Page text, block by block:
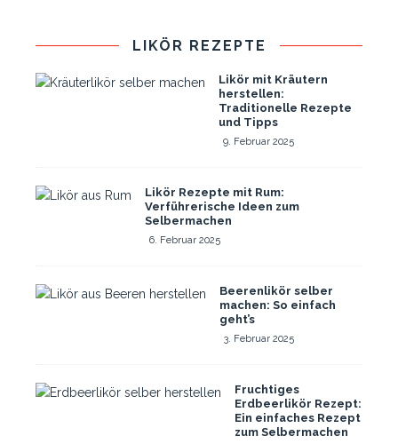
LIKÖR REZEPTE
Likör mit Kräutern
herstellen:
Traditionelle Rezepte
und Tipps
9. Februar 2025
Likör Rezepte mit Rum:
Verführerische Ideen zum
Selbermachen
6. Februar 2025
Beerenlikör selber
machen: So einfach
geht’s
3. Februar 2025
Fruchtiges
Erdbeerlikör Rezept:
Ein einfaches Rezept
zum Selbermachen